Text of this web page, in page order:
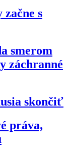
s
smerom
záchranné
skončiť
práva,